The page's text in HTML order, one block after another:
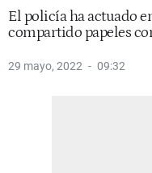
El policía ha actuado
compartido papeles
29 mayo, 2022 09:32